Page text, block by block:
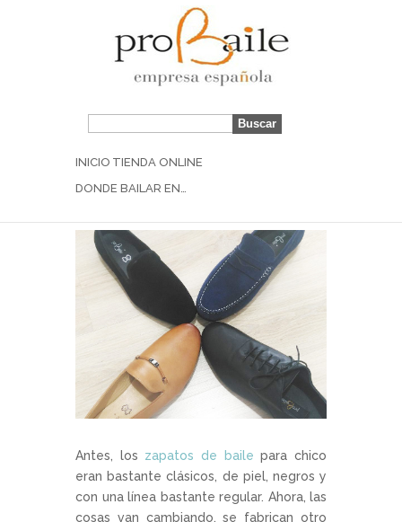
INICIO TIENDA ONLINE
DONDE BAILAR EN…
Mocasines de
baile
Antes, los zapatos de baile para chico
eran bastante clásicos, de piel, negros y
con una línea bastante regular. Ahora, las
cosas van cambiando, se fabrican otro